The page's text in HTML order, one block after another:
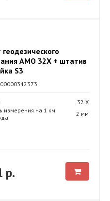
AMO 32X + штатив
S3
32 Х
измерения на 1 км
2 мм
р.